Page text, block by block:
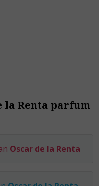
la Renta parfum
Oscar de la Renta